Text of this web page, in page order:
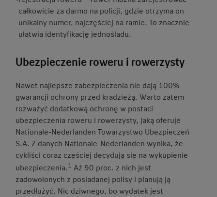
całkowicie za darmo na policji, gdzie otrzyma on
unikalny numer, najczęściej na ramie. To znacznie
ułatwia identyfikację jednośladu.
Ubezpieczenie roweru i rowerzysty
Nawet najlepsze zabezpieczenia nie dają 100%
gwarancji ochrony przed kradzieżą. Warto zatem
rozważyć dodatkową ochronę w postaci
ubezpieczenia roweru i rowerzysty, jaką oferuje
Nationale-Nederlanden Towarzystwo Ubezpieczeń
S.A. Z danych Nationale-Nederlanden wynika, że
cykliści coraz częściej decydują się na wykupienie
ubezpieczenia.1 Aż 90 proc. z nich jest
zadowolonych z posiadanej polisy i planują ją
przedłużyć. Nic dziwnego, bo wydatek jest